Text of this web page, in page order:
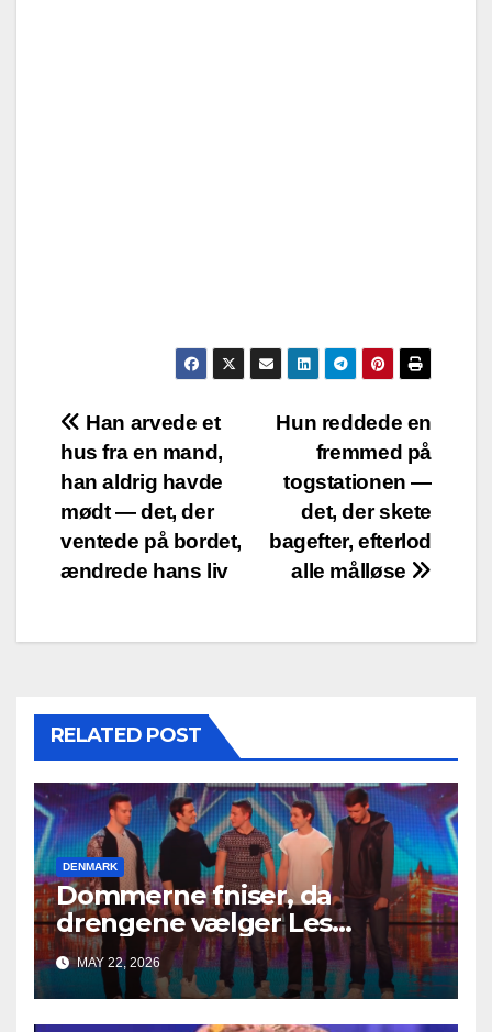
Post
navigation
Hun reddede en
fremmed på
togstationen —
det, der skete
bagefter, efterlod
alle målløse
Han arvede et
hus fra en mand,
han aldrig havde
mødt — det, der
ventede på bordet,
ændrede hans liv
RELATED POST
DENMARK
Dommerne fniser, da
drengene vælger Les
Misérables — men på få
sekunder ændrer alt sig
MAY 22, 2026